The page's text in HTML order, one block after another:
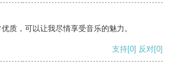
质，可以让我尽情享受音乐的魅力。
支持[0] 反对[0]